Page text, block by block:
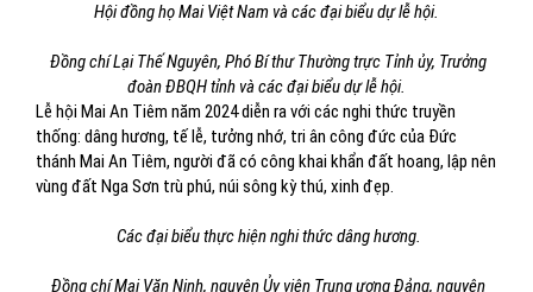
Hội đồng họ Mai Việt Nam và các đại biểu dự lễ hội.
Đồng chí Lại Thế Nguyên, Phó Bí thư Thường trực Tỉnh ủy, Trưởng
đoàn ĐBQH tỉnh và các đại biểu dự lễ hội.
Lễ hội Mai An Tiêm năm 2024 diễn ra với các nghi thức truyền
thống: dâng hương, tế lễ, tưởng nhớ, tri ân công đức của Đức
thánh Mai An Tiêm, người đã có công khai khẩn đất hoang, lập nên
vùng đất Nga Sơn trù phú, núi sông kỳ thú, xinh đẹp.
Các đại biểu thực hiện nghi thức dâng hương.
Đồng chí Mai Văn Ninh, nguyên Ủy viên Trung ương Đảng, nguyên